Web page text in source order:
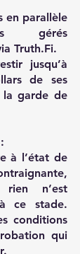
en parallèle
gérés
Truth.Fi.
jusqu’à
de ses
la garde de
à l’état de
n’est
ce stade.
conditions
qui